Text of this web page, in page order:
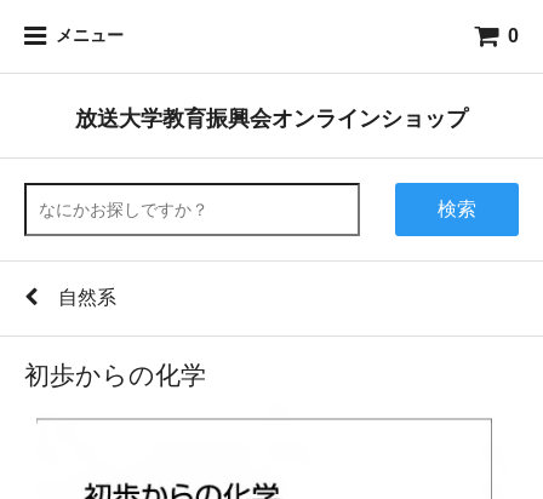
メニュー 0
放送大学教育振興会オンラインショップ
検索
自然系
初歩からの化学